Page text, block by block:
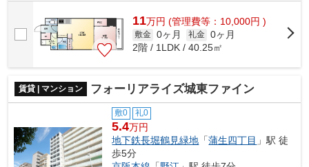
スなどが備わっておりとても充実してい...
11万円 (管理費等：10,000円 )
敷金 0ヶ月 礼金 0ヶ月
2階 / 1LDK / 40.25㎡
賃貸 | マンション フォーリアライズ城東ファイン
敷0 礼0
5.4万円
地下鉄長堀鶴見緑地 「蒲生四丁目 」駅 徒
歩5分